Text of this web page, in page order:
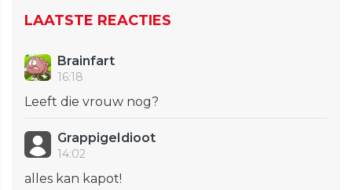
LAATSTE REACTIES
Brainfart
16:18
Leeft die vrouw nog?
GrappigeIdioot
14:02
alles kan kapot!